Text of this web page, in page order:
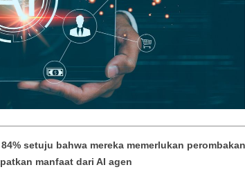
setuju bahwa mereka memerlukan perombakan
manfaat dari AI agen